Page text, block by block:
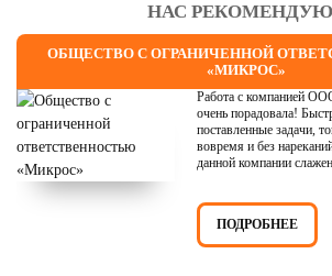
НАС
ОБЩЕСТВО С ОГРАНИЧЕННОЙ
«МИКРОС»
Работа с компанией
очень порадовала!
поставленные задачи,
вовремя и без
данной компании
ПОДРОБНЕЕ